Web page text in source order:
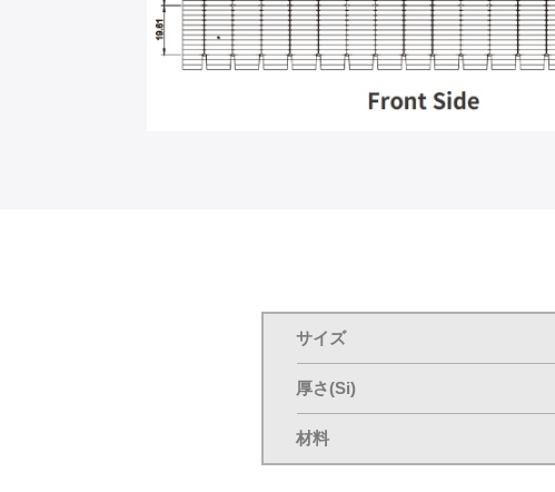
サイズ
厚さ(Si)
材料